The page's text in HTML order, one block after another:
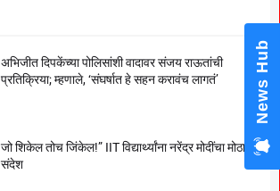
अभिजीत दिपकेंच्या पोलिसांशी वादावर संजय राऊतांची
प्रतिक्रिया; म्हणाले, ‘संघर्षात हे सहन करावंच लागतं’
जो शिकेल तोच जिंकेल!” IIT विद्यार्थ्यांना नरेंद्र मोदींचा मोठा
संदेश
News Hub